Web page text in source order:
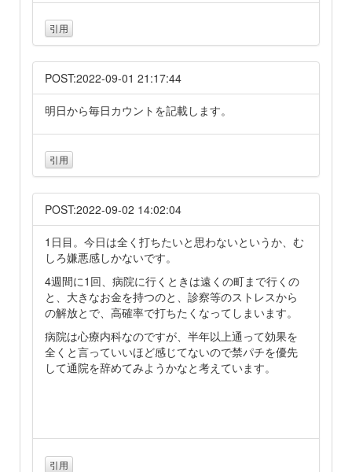
引用
POST:2022-09-01 21:17:44
明日から毎日カウントを記載します。
引用
POST:2022-09-02 14:02:04
1日目。今日は全く打ちたいと思わないというか、む
しろ嫌悪感しかないです。
4週間に1回、病院に行くときは遠くの町まで行くの
と、大きなお金を持つのと、診察等のストレスから
の解放とで、高確率で打ちたくなってしまいます。
病院は心療内科なのですが、半年以上通って効果を
全くと言っていいほど感じてないので禁パチを優先
して通院を辞めてみようかなと考えています。
引用